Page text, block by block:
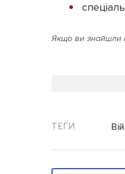
Якщо ви знайшли